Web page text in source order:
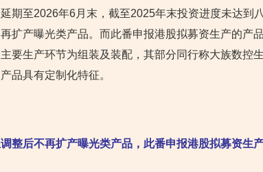
期至2026年6月末，截至2025年末投资进度未达到八
扩产曝光类产品。而此番申报港股拟募资生产的产
要生产环节为组装及装配，其部分同行称大族数控
品具有定制化特征。
整后不再扩产曝光类产品，此番申报港股拟募资生